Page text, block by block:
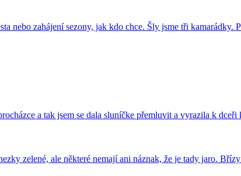
nebo zahájení sezony, jak kdo chce. Šly jsme tři kamarádky.
a tak jsem se dala sluníčke přemluvit a vyrazila k
zelené, ale některé nemají ani náznak, že je tady jaro.